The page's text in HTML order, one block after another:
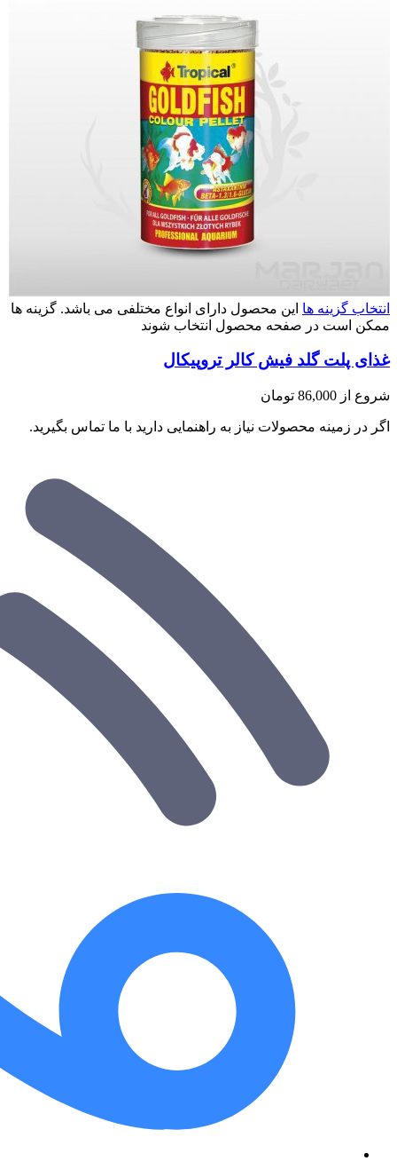
انتخاب گزینه ها این محصول دارای انواع مختلفی می باشد. گزینه ها
ممکن است در صفحه محصول انتخاب شوند
غذای پلت گلد فیش کالر تروپیکال
شروع از 86,000 تومان
اگر در زمینه محصولات نیاز به راهنمایی دارید با ما تماس بگیرید.